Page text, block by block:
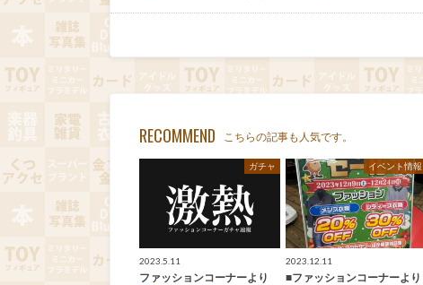
RECOMMEND こちらの記事も人気です。
ガチャ
2023.5.11
ファッションコーナーより
イベント情報
2023.12.11
■ファッションコーナーより